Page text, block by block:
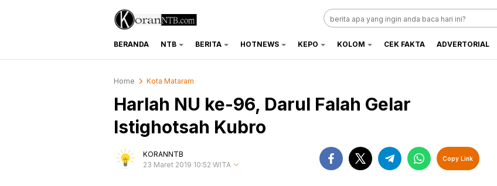
koranntb.com
BERANDA NTB BERITA HOTNEWS KEPO KOLOM CEK FAKTA ADVERTORIAL
Home Kota Mataram
Harlah NU ke-96, Darul Falah Gelar
Istighotsah Kubro
KORANNTB
23 Maret 2019 10:52 WITA
Copy Link